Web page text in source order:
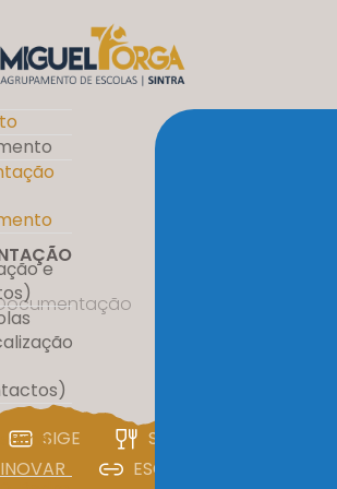
e
SIGE SIGA
ESCOLA DIGITAL